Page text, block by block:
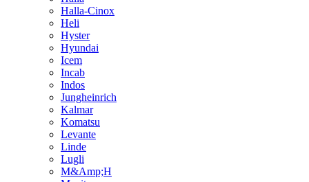
Halla-Cinox
Heli
Hyster
Hyundai
Icem
Incab
Indos
Jungheinrich
Kalmar
Komatsu
Levante
Linde
Lugli
M&Amp;H